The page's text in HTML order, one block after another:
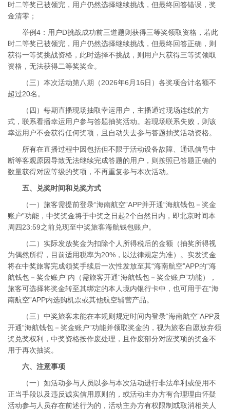
时二等奖已被领完，用户仍然选择继续挑战，但最终回答错误，奖
金清零；
举例4：用户D挑战成功前三道题则获得三等奖领取资格，若此
时二等奖已被领完，用户仍然选择继续挑战，但最终回答正确，则
获得一等奖挑战资格，此时选择不挑战，则用户只获得三等奖领取
资格，无法获得二等奖奖金。
（三）本次活动第八期（2026年6月16日）各奖项合计名额不
超过20名。
（四）每期直播现场抽取幸运用户，主播通过现场连线的方
式，联系看播幸运用户参与答题抽奖活动。若现场联系失败，则该
幸运用户不会获得任何奖项，且自动失去参与答题抽奖活动资格。
所有在直播过程中因包括但不限于活动设备故障、通讯信号中
断等客观原因导致无法继续完成答题的用户，则按照已答题正确的
数量获得对应等级的奖项，不再重复参与本次活动。
五、兑奖时间和兑奖方式
（一）旅客需提前登录“海南航空”APP并开通“海航钱包－奖金
账户”功能，中奖奖金将于中奖之日起2个自然日内，即北京时间本
周四23:59之前兑现至中奖旅客海航钱包账户。
（二）实际发放奖金为扣除个人所得税后的金额（抽奖所得视
为偶然所得，目前适用税率为20%，以法律规定为准）。实发奖金
将在中奖旅客完成领奖手续后一次性发放至其“海南航空”APP的“海
航钱包－奖金账户”内（需旅客开通“海航钱包－奖金账户”功能），
旅客可选择将奖金转至其绑定的本人境内银行卡中，也可用于在“海
南航空”APP内选购机票或其他航空辅营产品。
（三）中奖旅客未能在本规则规定时间内登录“海南航空”APP及
开通“海航钱包－奖金账户”功能并领取奖金的，视为旅客自愿放弃领
奖兑奖权利，中奖资格按作废处理，且作废部分对应奖项的奖金不
用于再次抽奖。
六、注意事项
（一）如活动参与人员以参与本次活动进行非法牟利或使用不
正当手段以及违反诚实信用原则的，或活动主办方有合理理由怀疑
活动参与人员存在前述行为的，活动主办方有权限制或取消相关人